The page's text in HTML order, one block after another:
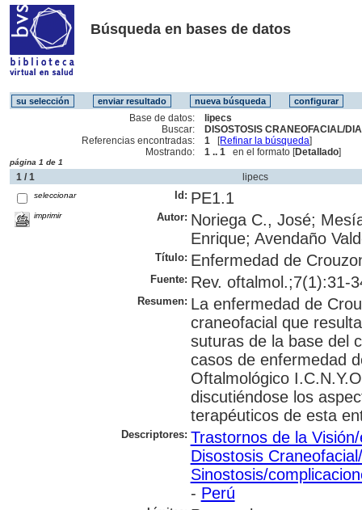
Búsqueda en bases de datos
Base de datos:
lipecs
Buscar:
DISOSTOSIS CRANEOFACIAL/
Referencias encontradas:
1 [Refinar la búsqueda]
Mostrando:
1 .. 1 en el formato [Detallado]
página 1 de 1
1 / 1 lipecs
seleccionar
imprimir
Id: PE1.1
Autor: Noriega C., José;
Enrique; Avendaño
Título: Enfermedad de
Fuente: Rev. oftalmol.;7(1):31-
Resumen: La enfermedad de
craneofacial que
suturas de la base del
casos de enfermedad
Oftalmológico
discutiéndose los
terapéuticos de esta
Descriptores: Trastornos de la
Disostosis
Sinostosis/
- Perú